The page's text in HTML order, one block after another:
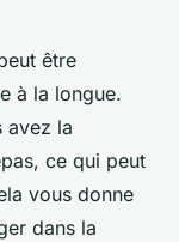
être
à la longue.
avez la
ce qui peut
vous donne
dans la